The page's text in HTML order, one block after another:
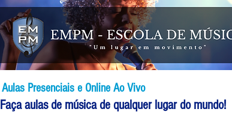
Aulas Presenciais e Online Ao Vivo
Faça aulas de música de qualquer lugar do mundo!